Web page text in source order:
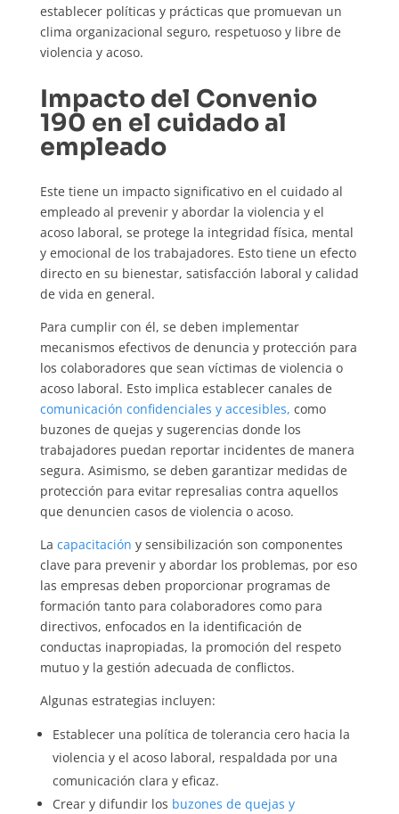
establecer políticas y prácticas que promuevan un
clima organizacional seguro, respetuoso y libre de
violencia y acoso.
Impacto del Convenio
190 en el cuidado al
empleado
Este tiene un impacto significativo en el cuidado al
empleado al prevenir y abordar la violencia y el
acoso laboral, se protege la integridad física, mental
y emocional de los trabajadores. Esto tiene un efecto
directo en su bienestar, satisfacción laboral y calidad
de vida en general.
Para cumplir con él, se deben implementar
mecanismos efectivos de denuncia y protección para
los colaboradores que sean víctimas de violencia o
acoso laboral. Esto implica establecer canales de
comunicación confidenciales y accesibles, como
buzones de quejas y sugerencias donde los
trabajadores puedan reportar incidentes de manera
segura. Asimismo, se deben garantizar medidas de
protección para evitar represalias contra aquellos
que denuncien casos de violencia o acoso.
La capacitación y sensibilización son componentes
clave para prevenir y abordar los problemas, por eso
las empresas deben proporcionar programas de
formación tanto para colaboradores como para
directivos, enfocados en la identificación de
conductas inapropiadas, la promoción del respeto
mutuo y la gestión adecuada de conflictos.
Algunas estrategias incluyen:
Establecer una política de tolerancia cero hacia la
violencia y el acoso laboral, respaldada por una
comunicación clara y eficaz.
Crear y difundir los buzones de quejas y